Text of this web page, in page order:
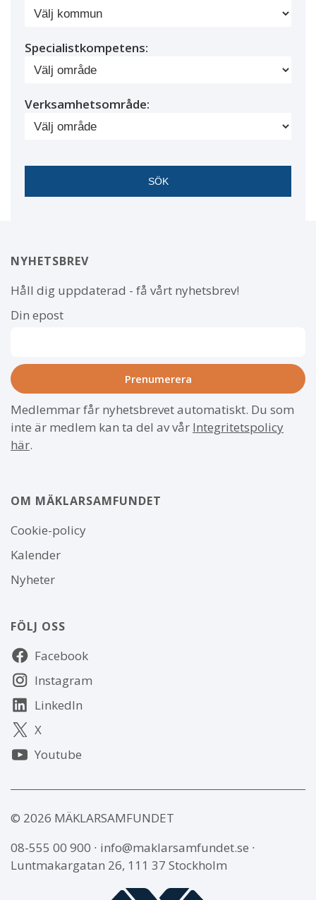
Specialistkompetens:
Verksamhetsområde:
NYHETSBREV
Håll dig uppdaterad - få vårt nyhetsbrev!
Din epost
Medlemmar får nyhetsbrevet automatiskt. Du som
inte är medlem kan ta del av vår Integritetspolicy
här.
OM MÄKLARSAMFUNDET
Om
webbplatsen
Cookie-policy
Kalender
Nyheter
FÖLJ OSS
Följ
oss Facebook
Instagram
LinkedIn
X
Youtube
© 2026 MÄKLARSAMFUNDET
08-555 00 900 ∙ info@maklarsamfundet.se ∙
Luntmakargatan 26, 111 37 Stockholm